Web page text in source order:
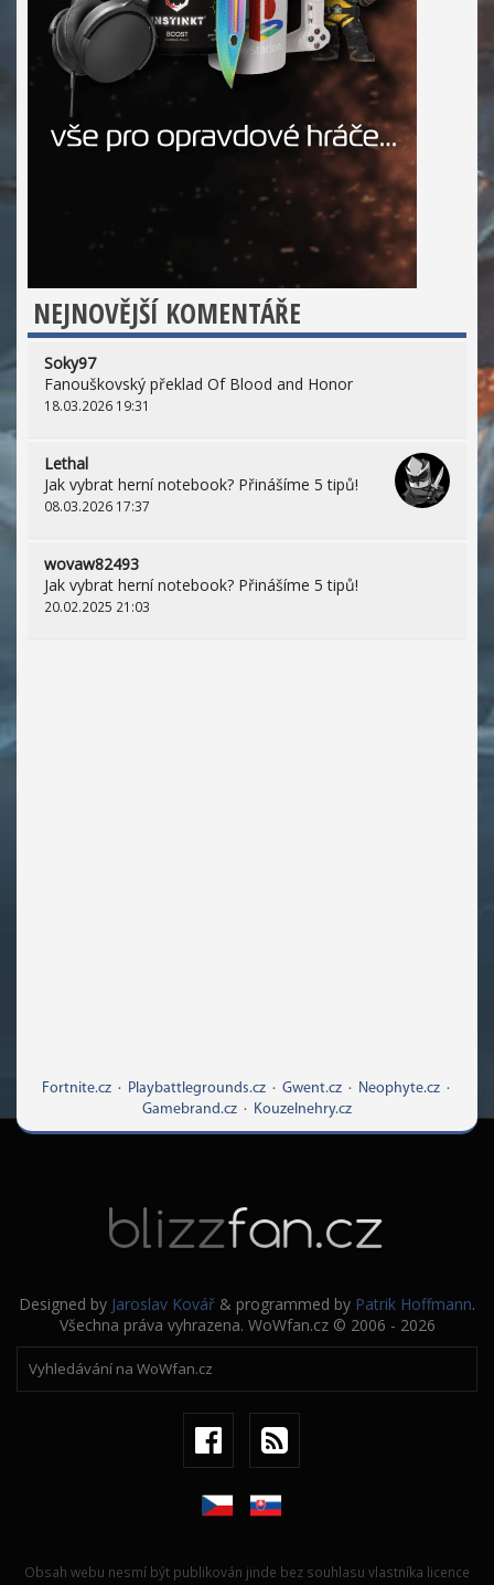
NEJNOVĚJŠÍ KOMENTÁŘE
Soky97
Fanouškovský překlad Of Blood and Honor
18.03.2026 19:31
Lethal
Jak vybrat herní notebook? Přinášíme 5 tipů!
08.03.2026 17:37
wovaw82493
Jak vybrat herní notebook? Přinášíme 5 tipů!
20.02.2025 21:03
Fortnite.cz· Playbattlegrounds.cz· Gwent.cz· Neophyte.cz·
Gamebrand.cz · Kouzelnehry.cz
Designed by Jaroslav Kovář & programmed by Patrik Hoffmann.
Všechna práva vyhrazena. WoWfan.cz © 2006 - 2026
Obsah webu nesmí být publikován jinde bez souhlasu vlastníka licence